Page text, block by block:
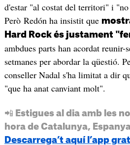
d'estar "al costat del territori" i
Però Redón ha insistit que
Hard Rock és justament
ambdues parts han acordat reunir-
setmanes per abordar la qüestió.
conseller Nadal s'ha limitat a dir
"que ha anat canviant molt".
📲 Estigues al dia amb les
hora de Catalunya,
Descarrega’t aquí l’app